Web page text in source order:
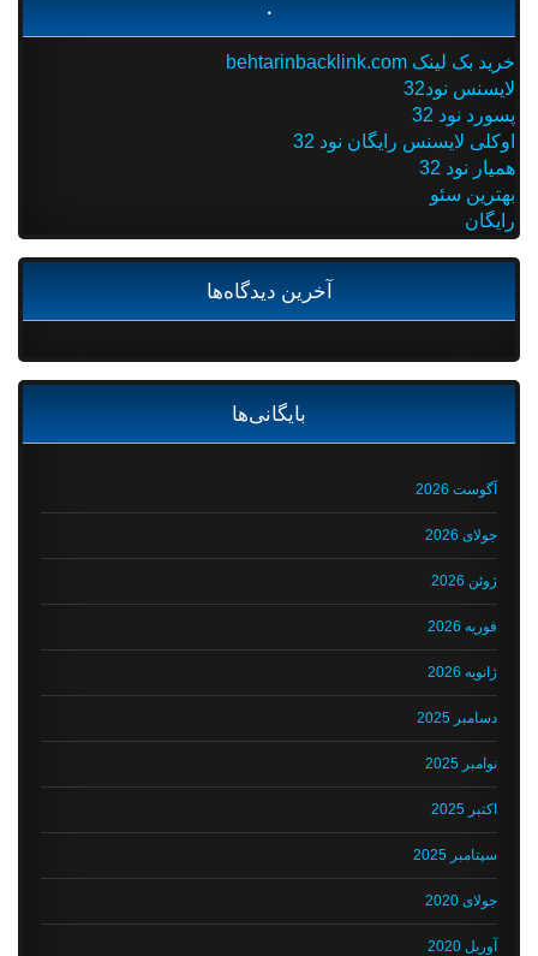
خرید بک لینک behtarinbacklink.com
لایسنس نود32
پسورد نود 32
اوکلی لایسنس رایگان نود 32
همیار نود 32
بهترین سئو
رایگان
آخرین دیدگاه‌ها
بایگانی‌ها
آگوست 2026
جولای 2026
ژوئن 2026
فوریه 2026
ژانویه 2026
دسامبر 2025
نوامبر 2025
اکتبر 2025
سپتامبر 2025
جولای 2020
آوریل 2020